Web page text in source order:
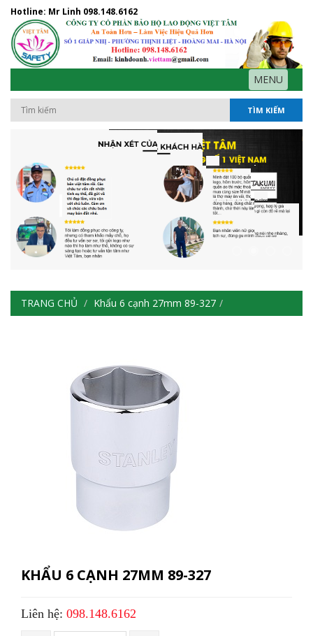
Hotline: Mr Linh 098.148.6162
MENU
TÌM KIẾM
TRANG CHỦ Khẩu 6 cạnh 27mm 89-327
KHẨU 6 CẠNH 27MM 89-327
Liên hệ: 098.148.6162